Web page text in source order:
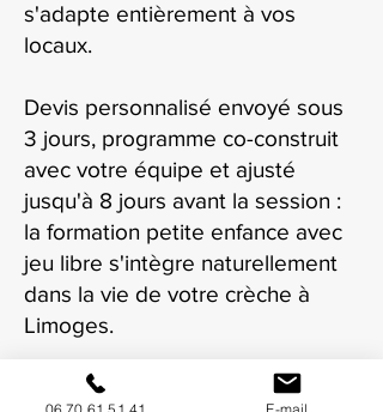
s'adapte entièrement à vos
locaux.
Devis personnalisé envoyé sous
3 jours, programme co-construit
avec votre équipe et ajusté
jusqu'à 8 jours avant la session :
la formation petite enfance avec
jeu libre s'intègre naturellement
dans la vie de votre crèche à
Limoges.
06 70 61 51 41 E-mail